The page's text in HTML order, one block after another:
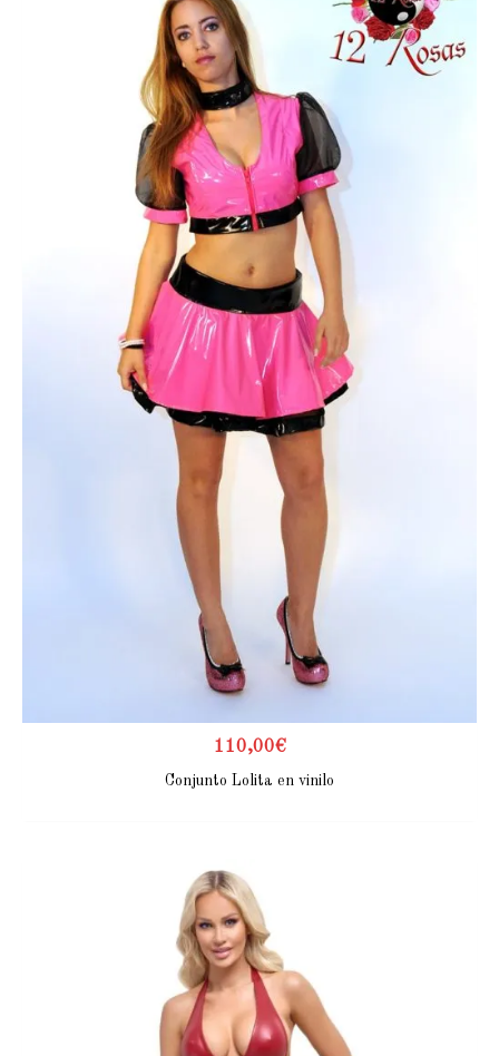
110,00€
Conjunto Lolita en vinilo